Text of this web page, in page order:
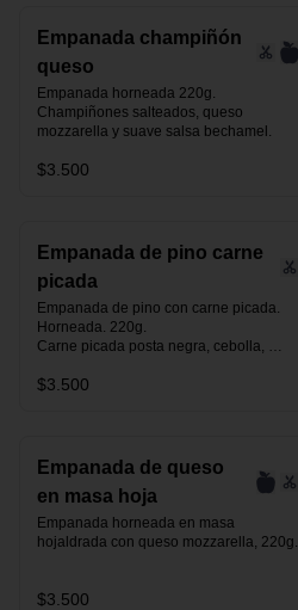
Empanada champiñón
queso
Empanada horneada 220g.
Champiñones salteados, queso
mozzarella y suave salsa bechamel.
$3.500
Empanada de pino carne
picada
Empanada de pino con carne picada.
Horneada. 220g.
Carne picada posta negra, cebolla,
especias.
$3.500
Empanada de queso
en masa hoja
Empanada horneada en masa
hojaldrada con queso mozzarella, 220g.
$3.500